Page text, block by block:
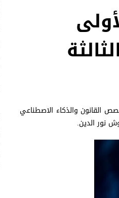
القانون والذكاء الاصطناعي
نور الدين.